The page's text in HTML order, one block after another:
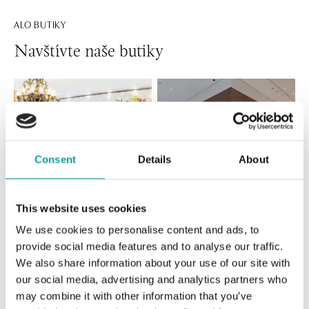
Consent Details About
This website uses cookies
We use cookies to personalise content and ads, to
provide social media features and to analyse our traffic.
We also share information about your use of our site with
our social media, advertising and analytics partners who
may combine it with other information that you’ve
ALO BUTIKY
Navštívte naše butiky
Všetky Česko Slovensko
ALO diamonds Hilton, Košice
Hlavná 123/1, 040 01 Košice
tel.: +421 911 854 322, +421 917 869 485